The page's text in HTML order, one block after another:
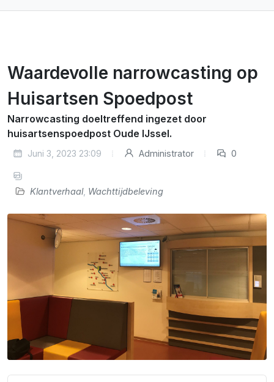
Waardevolle narrowcasting op
Huisartsen Spoedpost
Narrowcasting doeltreffend ingezet door
huisartsenspoedpost Oude IJssel.
Juni 3, 2023 23:09 Administrator 0
Klantverhaal, Wachttijdbeleving